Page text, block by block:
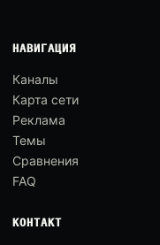
НАВИГАЦИЯ
Каналы
Карта сети
Реклама
Темы
Сравнения
FAQ
КОНТАКТ